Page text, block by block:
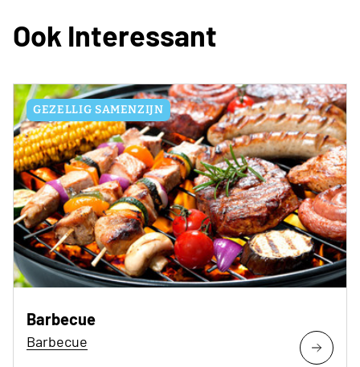
Ook Interessant
GEZELLIG SAMENZIJN
Barbecue
Barbecue